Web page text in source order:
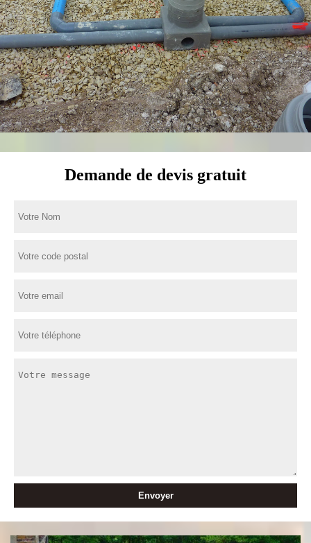
Demande de devis gratuit